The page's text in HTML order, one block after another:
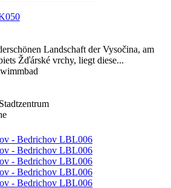
Landschaft der Vysočina, am
Žďárské vrchy, liegt diese...